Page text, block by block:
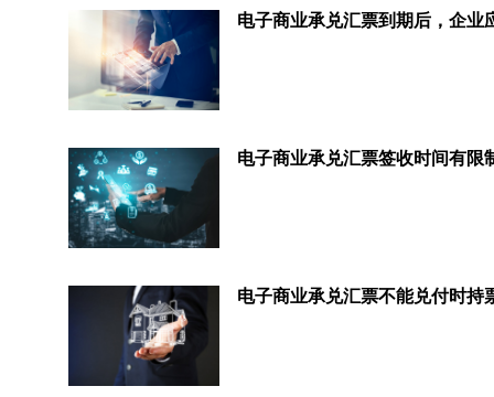
电子商业承兑汇票签收时间有限